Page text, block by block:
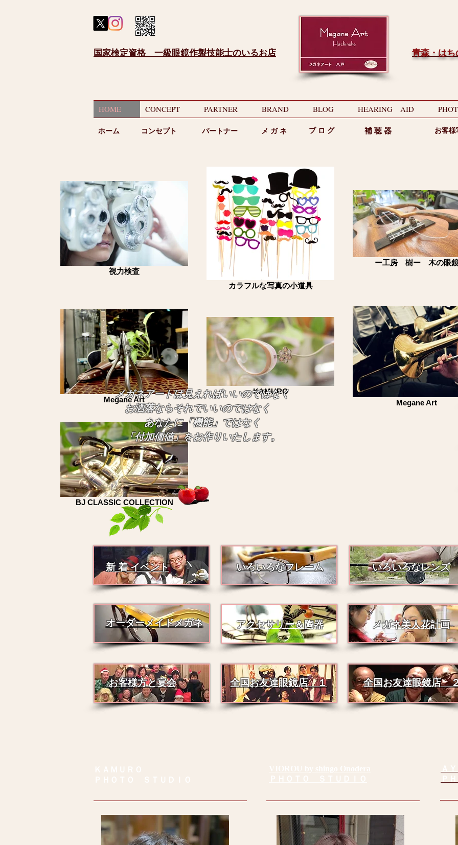
国家検定資格 一級眼鏡作製技能士のいるお店 青森・はち
HOME CONCEPT PARTNER BRAND BLOG HEARING AID
ホーム ​コンセプト パートナー メ ガ ネ ブ ロ グ 補 聴 器 お客様
視力検査
カラフルな写真の小道具
ー工房 樹ー 木の眼
Megane Art
KAMURO
Megane Art
BJ CLASSIC COLLECTION
メガネアートは見えればいいのではなく
お洒落ならそれでいいのではなく
あなたに「機能」ではなく
「付加価値」をお作りいたします。
新 着 イベント いろいろなフレーム いろいろなレンズ
オーダーメイドメガネ アクセサリー＆陶器 メガネ美人花計画
お客様方と宴会 全国お友達眼鏡店 １ 全国お友達眼鏡店